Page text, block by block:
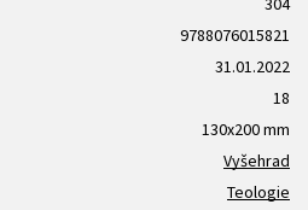
9788076015821
31.01.2022
18
130x200 mm
Vyšehrad
Teologie